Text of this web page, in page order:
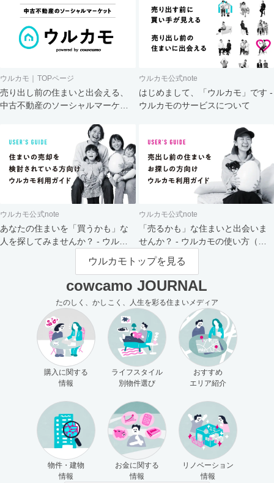
ウルカモ｜TOPページ
売り出し前の住まいと出会える、
中古不動産のソーシャルマーケッ
ウルカモ公式note
はじめまして、「ウルカモ」です -
ウルカモのサービスについて
ウルカモ公式note
あなたの住まいを「買うかも」な
人を探してみませんか？ - ウルカ
ウルカモ公式note
「売るかも」な住まいと出会いま
せんか？ - ウルカモの使い方（買
主さま向け）
ウルカモトップを見る
cowcamo JOURNAL
たのしく、かしこく、人生を彩る住まいメディア
購入に関する
情報
ライフスタイル
別物件選び
おすすめ
エリア紹介
物件・建物
情報
お金に関する
情報
リノベーション
情報